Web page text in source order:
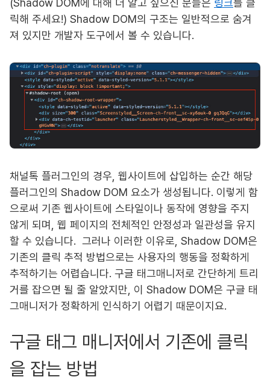
(Shadow DOM에 대해 더 알고 싶으신 분들은 링크를 클
릭해 주세요!) Shadow DOM의 구조는 일반적으로 숨겨
져 있지만 개발자 도구에서 볼 수 있습니다.
채널톡 플러그인의 경우, 웹사이트에 삽입하는 순간 해당
플러그인의 Shadow DOM 요소가 생성됩니다. 이렇게 함
으로써 기존 웹사이트에 스타일이나 동작에 영향을 주지
않게 되며, 웹 페이지의 전체적인 안정성과 일관성을 유지
할 수 있습니다. 그러나 이러한 이유로, Shadow DOM은
기존의 클릭 추적 방법으로는 사용자의 행동을 정확하게
추적하기는 어렵습니다. 구글 태그매니저로 간단하게 트리
거를 잡으면 될 줄 알았지만, 이 Shadow DOM은 구글 태
그매니저가 정확하게 인식하기 어렵기 때문이지요.
구글 태그 매니저에서 기존에 클릭
을 잡는 방법